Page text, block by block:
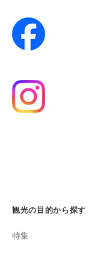
観光の目的から探す
特集